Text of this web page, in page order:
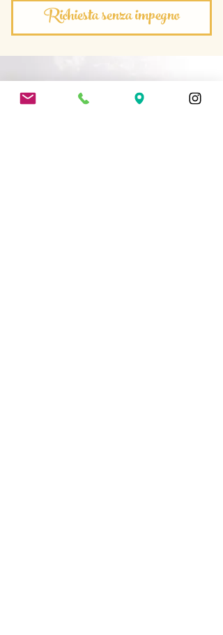
Richiesta senza impegno